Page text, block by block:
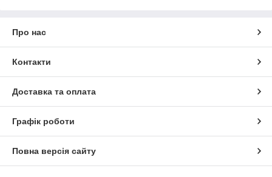
Про нас
Контакти
Доставка та оплата
Графік роботи
Повна версія сайту